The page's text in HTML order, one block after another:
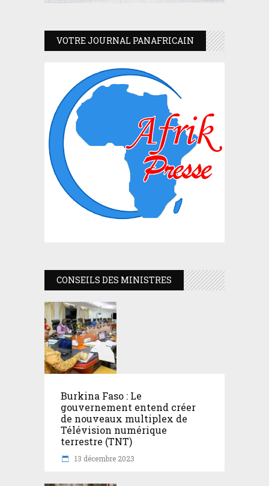
VOTRE JOURNAL PANAFRICAIN
CONSEILS DES MINISTRES
Burkina Faso : Le
gouvernement entend créer
de nouveaux multiplex de
Télévision numérique
terrestre (TNT)
13 décembre 2023